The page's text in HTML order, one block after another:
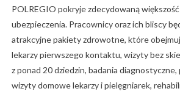
POLREGIO pokryje zdecydowaną
ubezpieczenia. Pracownicy oraz ich bliscy
atrakcyjne pakiety zdrowotne, które
lekarzy pierwszego kontaktu, wizyty bez
z ponad 20 dziedzin, badania diagnostyczne,
wizyty domowe lekarzy i pielęgniarek,